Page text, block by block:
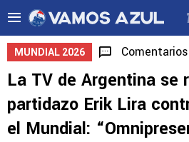
MUNDIAL 2026 Comentarios
La TV de Argentina se
partidazo Erik Lira
el Mundial: